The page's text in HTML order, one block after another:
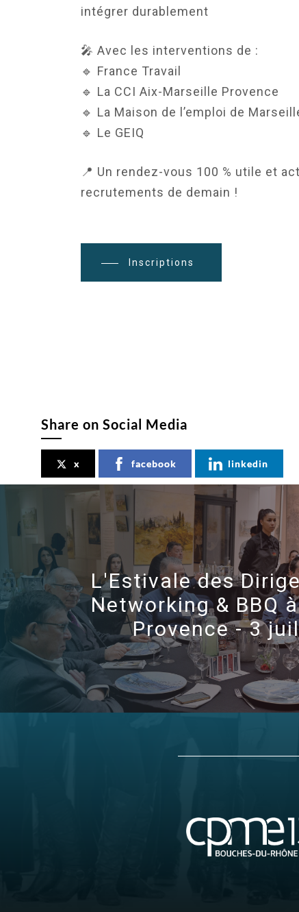
intégrer durablement
🎤 Avec les interventions de :
🔹 France Travail
🔹 La CCI Aix-Marseille Provence
🔹 La Maison de l’emploi de
🔹 Le GEIQ
📍 Un rendez-vous 100 % utile et
recrutements de demain !
Inscriptions
Share on Social Media
x facebook linkedin
L'Estivale des
Networking & BBQ
Provence - 3